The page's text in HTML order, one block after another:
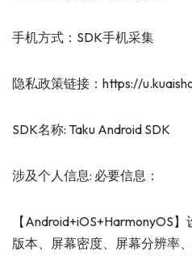
手机方式：SDK手机采集
隐私政策链接：https://
SDK名称: Taku Android SDK
涉及个人信息: 必要信息：
【Android+iOS+HarmonyOS
版本、屏幕密度、屏幕分辨率